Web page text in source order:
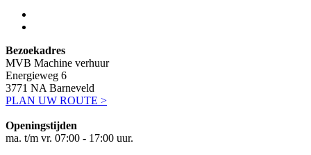
Bezoekadres
MVB Machine verhuur
Energieweg 6
3771 NA Barneveld
PLAN UW ROUTE >
Openingstijden
ma. t/m vr. 07:00 - 17:00 uur.